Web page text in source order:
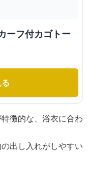
ーフ付カゴトー
徴的な、浴衣に合わ
出し入れがしやすい